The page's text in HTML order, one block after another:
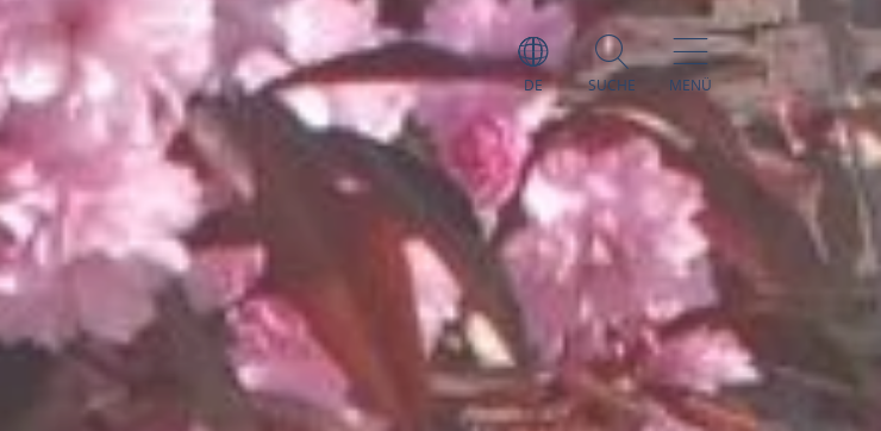
DE SUCHE MENÜ